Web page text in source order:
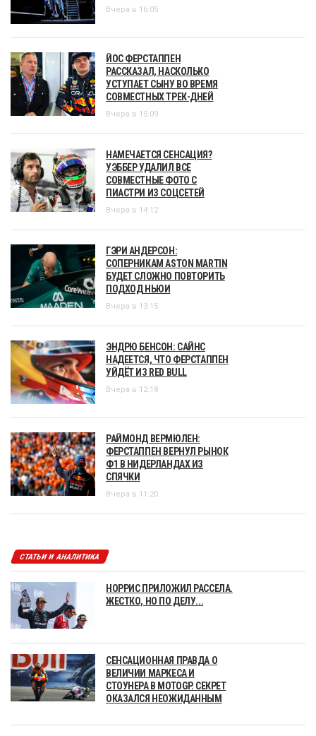
Вчера в 16:05
ЙОС ФЕРСТАППЕН
РАССКАЗАЛ, НАСКОЛЬКО
УСТУПАЕТ СЫНУ ВО ВРЕМЯ
СОВМЕСТНЫХ ТРЕК-ДНЕЙ
Вчера в 15:09
НАМЕЧАЕТСЯ СЕНСАЦИЯ?
УЭББЕР УДАЛИЛ ВСЕ
СОВМЕСТНЫЕ ФОТО С
ПИАСТРИ ИЗ СОЦСЕТЕЙ
Вчера в 14:12
ГЭРИ АНДЕРСОН:
СОПЕРНИКАМ ASTON MARTIN
БУДЕТ СЛОЖНО ПОВТОРИТЬ
ПОДХОД НЬЮИ
Вчера в 13:15
ЭНДРЮ БЕНСОН: САЙНС
НАДЕЕТСЯ, ЧТО ФЕРСТАППЕН
УЙДЁТ ИЗ RED BULL
Вчера в 12:18
РАЙМОНД ВЕРМЮЛЕН:
ФЕРСТАППЕН ВЕРНУЛ РЫНОК
Ф1 В НИДЕРЛАНДАХ ИЗ
СПЯЧКИ
Вчера в 11:20
СТАТЬИ И АНАЛИТИКА
НОРРИС ПРИЛОЖИЛ РАССЕЛА.
ЖЕСТКО, НО ПО ДЕЛУ...
СЕНСАЦИОННАЯ ПРАВДА О
ВЕЛИЧИИ МАРКЕСА И
СТОУНЕРА В MOTOGP. СЕКРЕТ
ОКАЗАЛСЯ НЕОЖИДАННЫМ